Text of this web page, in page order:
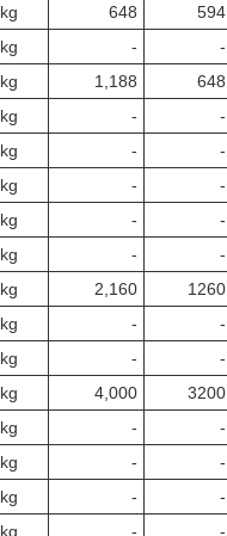
kg 648
594
kg -
‐
kg 1,188
648
kg -
‐
kg -
‐
kg -
‐
kg -
‐
kg -
‐
kg 2,160
1260
kg -
‐
kg -
‐
kg 4,000
3200
kg -
‐
kg -
‐
kg -
‐
kg -
‐